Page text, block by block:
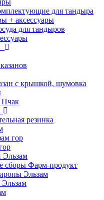
для тандыра
+ аксессуары
для тандыров
с крышкой, шумовка
Пчак
резинка
гор
Эльзам
сборы Фарм-продукт
Эльзам